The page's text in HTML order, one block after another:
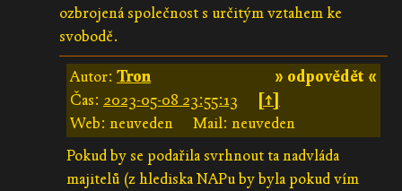
ozbrojená společnost s určitým vztahem ke
svobodě.
» odpovědět «
Autor: Tron
Čas: 2023-05-08 23:55:13
[↑]
Web: neuveden
Mail: neuveden
Pokud by se podařila svrhnout ta nadvláda
majitelů (z hlediska NAPu by byla pokud vím